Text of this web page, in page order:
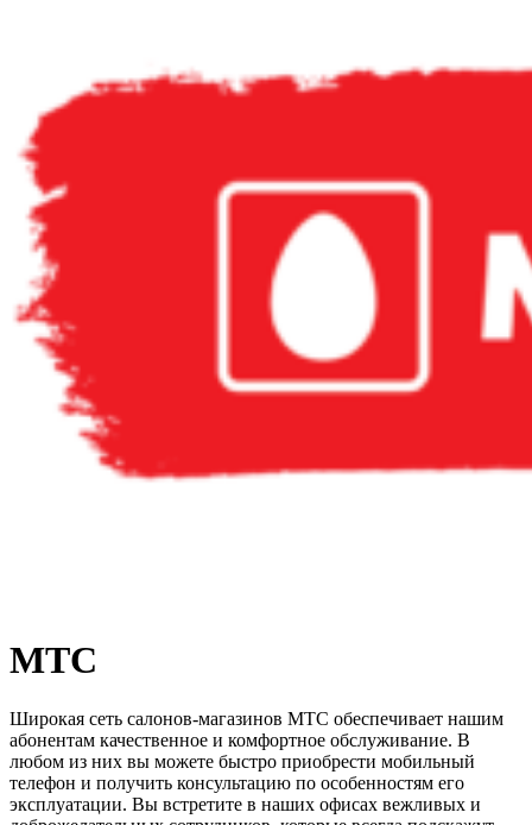
МТС
Широкая сеть салонов-магазинов МТС обеспечивает нашим
абонентам качественное и комфортное обслуживание. В
любом из них вы можете быстро приобрести мобильный
телефон и получить консультацию по особенностям его
эксплуатации. Вы встретите в наших офисах вежливых и